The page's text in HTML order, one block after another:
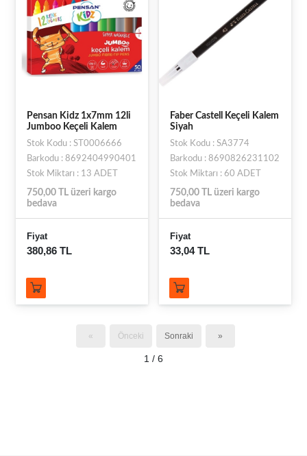
Pensan Kidz 1x7mm 12li
Jumboo Keçeli Kalem
Stok Kodu : ST0006666
Barkodu : 8692404990401
Stok Miktarı : 13 ADET
750,00 TL üzeri kargo
bedava
Fiyat
380,86 TL
Faber Castell Keçeli Kalem
Siyah
Stok Kodu : SA3774
Barkodu : 8690826231102
Stok Miktarı : 60 ADET
750,00 TL üzeri kargo
bedava
Fiyat
33,04 TL
« Önceki Sonraki »
1 / 6